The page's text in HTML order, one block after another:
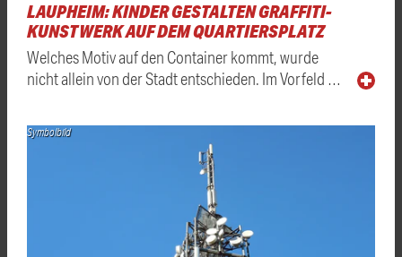
LAUPHEIM: KINDER GESTALTEN GRAFFITI-
KUNSTWERK AUF DEM QUARTIERSPLATZ
Welches Motiv auf den Container kommt, wurde
nicht allein von der Stadt entschieden. Im Vorfeld …
Symbolbild